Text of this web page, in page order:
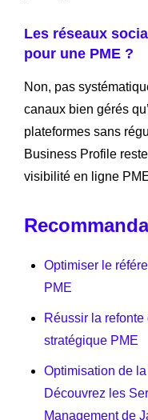
Les réseaux
pour une PME ?
Non, pas
canaux bien gérés
plateformes sans
Business Profile
visibilité en ligne
Optimiser le
PME
Réussir la
stratégique PME
Optimisation de
Découvrez les
Management de